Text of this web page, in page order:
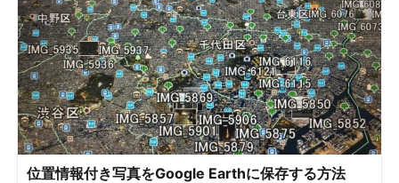
位置情報付き写真をGoogle Earthに保存する方法